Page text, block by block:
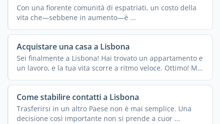
Con una fiorente comunità di espatriati, un costo della
vita che—sebbene in aumento—è ...
Acquistare una casa a Lisbona
Sei finalmente a Lisbona! Hai trovato un appartamento e
un lavoro, e la tua vita scorre a ritmo veloce. Ottimo! Ma
...
Come stabilire contatti a Lisbona
Trasferirsi in un altro Paese non è mai semplice. Una
decisione così importante non si prende a cuor ...